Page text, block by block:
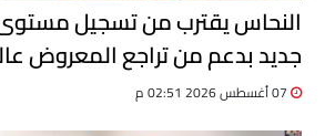
النحاس يقترب من تسجيل
جديد بدعم من تراجع المعروض